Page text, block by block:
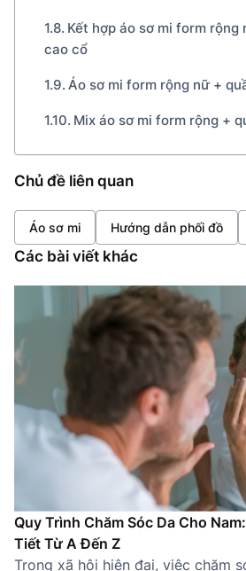
Kết hợp áo sơ mi form rộng
cao cổ
Áo sơ mi form rộng nữ +
Mix áo sơ mi form rộng +
Chủ đề liên quan
Áo sơ mi Hướng dẫn phối đồ
Các bài viết khác
Quy Trình Chăm Sóc Da Cho
Tiết Từ A Đến Z
Trong xã hội hiện đại, việc chăm